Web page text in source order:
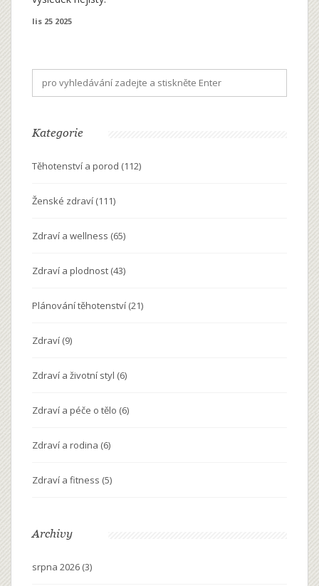
lis 25 2025
Kategorie
Těhotenství a porod (112)
Ženské zdraví (111)
Zdraví a wellness (65)
Zdraví a plodnost (43)
Plánování těhotenství (21)
Zdraví (9)
Zdraví a životní styl (6)
Zdraví a péče o tělo (6)
Zdraví a rodina (6)
Zdraví a fitness (5)
Archivy
srpna 2026 (3)